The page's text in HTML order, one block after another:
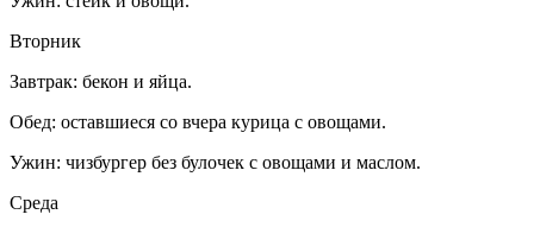
Вторник
Завтрак: бекон и яйца.
Обед: оставшиеся со вчера курица с овощами.
Ужин: чизбургер без булочек с овощами и маслом.
Среда